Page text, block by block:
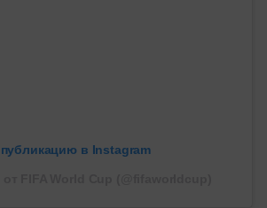
в Instagram